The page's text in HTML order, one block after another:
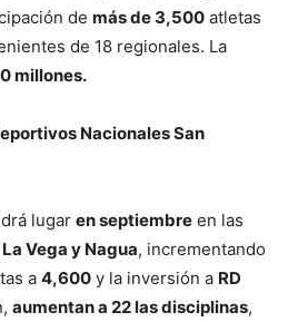
de más de 3,500 atletas
de 18 regionales. La
millones.
Nacionales San
lugar en septiembre en las
Vega y Nagua, incrementando
a 4,600 y la inversión a RD
aumentan a 22 las disciplinas,